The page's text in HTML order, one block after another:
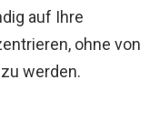
auf Ihre
ohne von
werden.